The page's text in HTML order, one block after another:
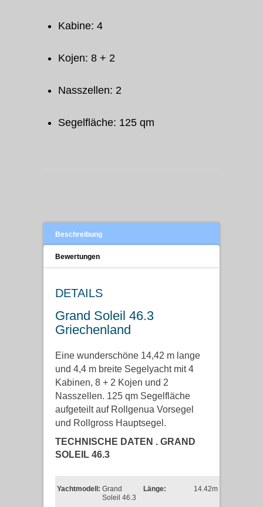
Kabine: 4
Kojen: 8 + 2
Nasszellen: 2
Segelfläche: 125 qm
Beschreibung
Bewertungen
DETAILS
Grand Soleil 46.3
Griechenland
Eine wunderschöne 14,42 m lange
und 4,4 m breite Segelyacht mit 4
Kabinen, 8 + 2 Kojen und 2
Nasszellen. 125 qm Segelfläche
aufgeteilt auf Rollgenua Vorsegel
und Rollgross Hauptsegel.
TECHNISCHE DATEN . GRAND
SOLEIL 46.3
Yachtmodell: Grand
Soleil 46.3
Länge: 14.42m